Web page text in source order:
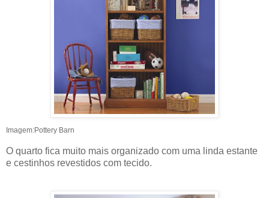
Imagem:Pottery Barn
O quarto fica muito mais organizado com uma linda estante
e cestinhos revestidos com tecido.